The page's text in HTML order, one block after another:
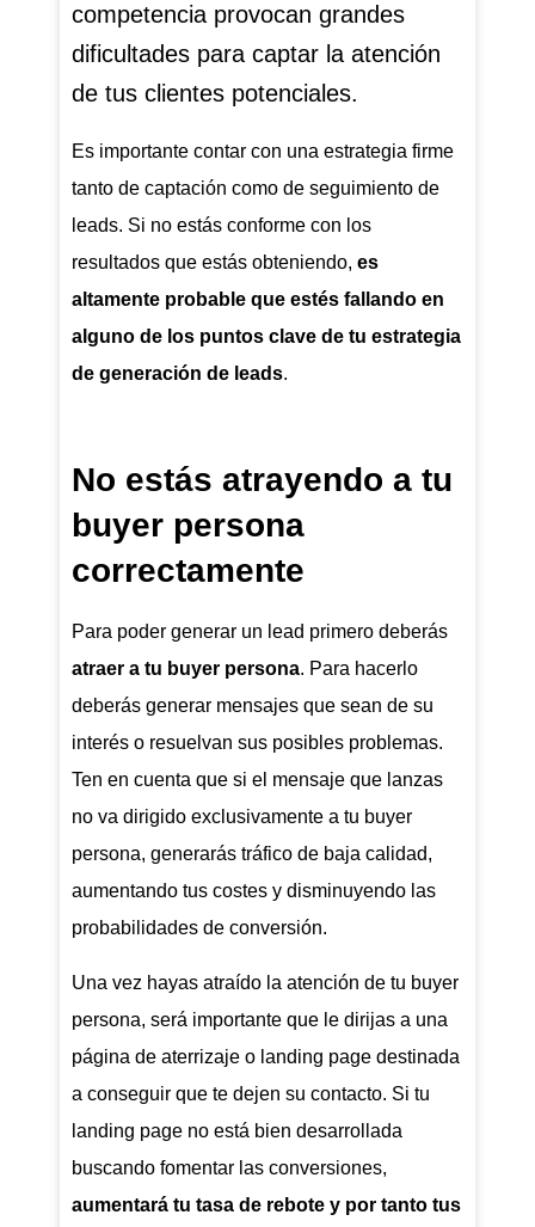
competencia provocan grandes
dificultades para captar la atención
de tus clientes potenciales.
Es importante contar con una estrategia firme
tanto de captación como de seguimiento de
leads. Si no estás conforme con los
resultados que estás obteniendo, es
altamente probable que estés fallando en
alguno de los puntos clave de tu estrategia
de generación de leads.
No estás atrayendo a tu
buyer persona
correctamente
Para poder generar un lead primero deberás
atraer a tu buyer persona. Para hacerlo
deberás generar mensajes que sean de su
interés o resuelvan sus posibles problemas.
Ten en cuenta que si el mensaje que lanzas
no va dirigido exclusivamente a tu buyer
persona, generarás tráfico de baja calidad,
aumentando tus costes y disminuyendo las
probabilidades de conversión.
Una vez hayas atraído la atención de tu buyer
persona, será importante que le dirijas a una
página de aterrizaje o landing page destinada
a conseguir que te dejen su contacto. Si tu
landing page no está bien desarrollada
buscando fomentar las conversiones,
aumentará tu tasa de rebote y por tanto tus